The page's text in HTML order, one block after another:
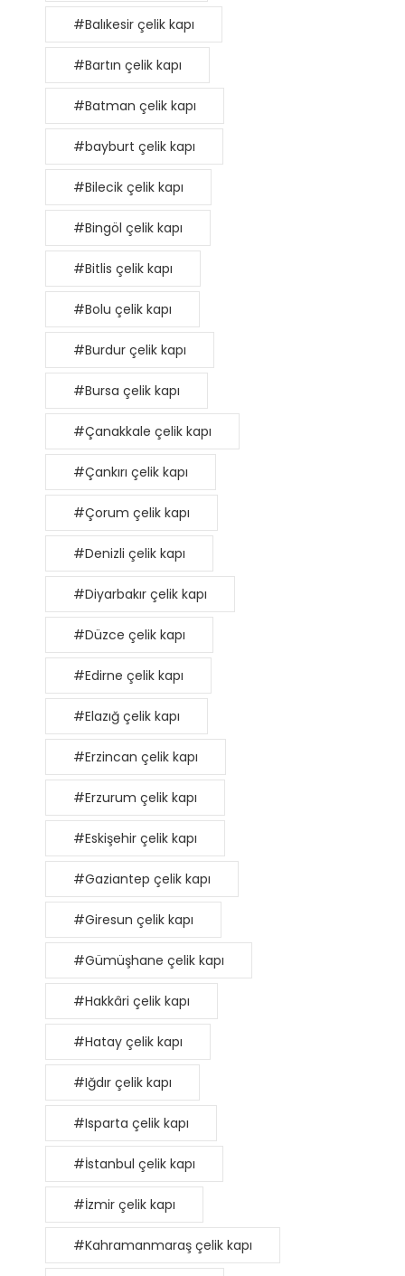
#Balıkesir çelik kapı
#Bartın çelik kapı
#Batman çelik kapı
#bayburt çelik kapı
#Bilecik çelik kapı
#Bingöl çelik kapı
#Bitlis çelik kapı
#Bolu çelik kapı
#Burdur çelik kapı
#Bursa çelik kapı
#Çanakkale çelik kapı
#Çankırı çelik kapı
#Çorum çelik kapı
#Denizli çelik kapı
#Diyarbakır çelik kapı
#Düzce çelik kapı
#Edirne çelik kapı
#Elazığ çelik kapı
#Erzincan çelik kapı
#Erzurum çelik kapı
#Eskişehir çelik kapı
#Gaziantep çelik kapı
#Giresun çelik kapı
#Gümüşhane çelik kapı
#Hakkâri çelik kapı
#Hatay çelik kapı
#Iğdır çelik kapı
#Isparta çelik kapı
#İstanbul çelik kapı
#İzmir çelik kapı
#Kahramanmaraş çelik kapı